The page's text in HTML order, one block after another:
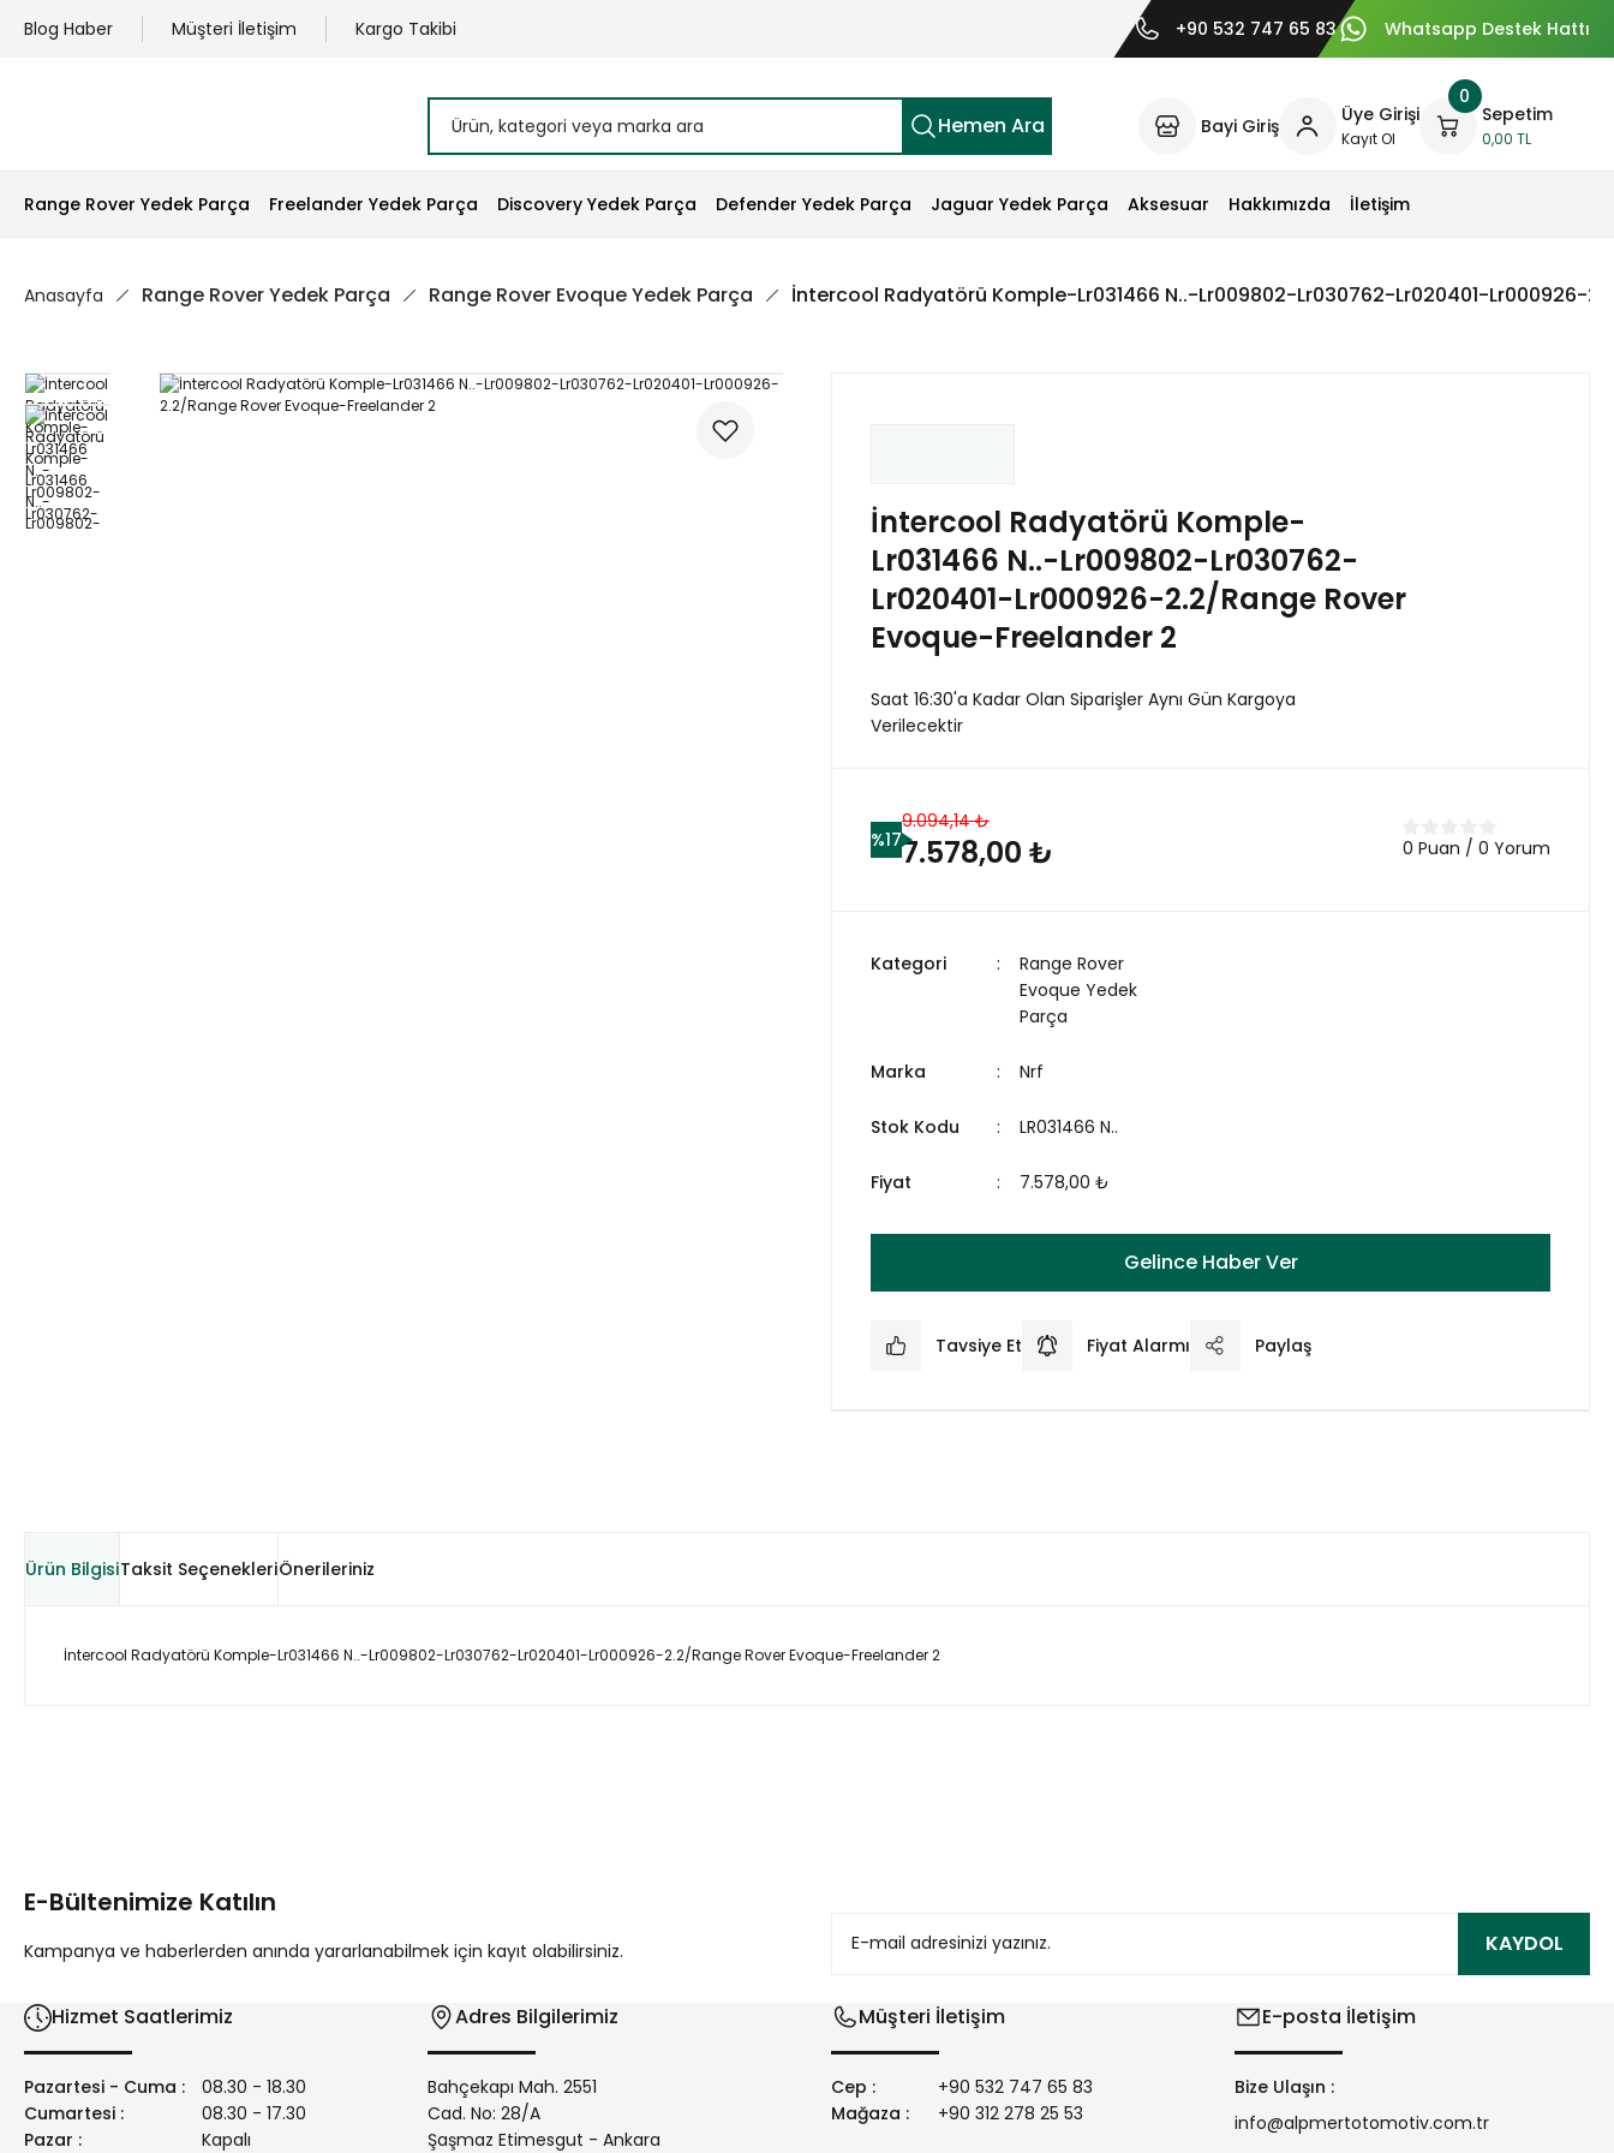
Blog Haber Müşteri İletişim Kargo Takibi +90 532 747 65 83 Whatsapp Destek Hattı
Hemen Ara Bayi Giriş Üye Girişi
Kayıt Ol
0
Sepetim
0,00 TL
Range Rover Yedek Parça Freelander Yedek Parça Discovery Yedek Parça Defender Yedek Parça Jaguar Yedek Parça Aksesuar Hakkımızda İletişim
Anasayfa Range Rover Yedek Parça Range Rover Evoque Yedek Parça İntercool Radyatörü Komple-Lr031466 N..-Lr009802-Lr030762-Lr020401-Lr000926-
İntercool Radyatörü Komple-
Lr031466 N..-Lr009802-Lr030762-
Lr020401-Lr000926-2.2/Range Rover
Evoque-Freelander 2
Saat 16:30'a Kadar Olan Siparişler Aynı Gün Kargoya
Verilecektir
%17
9.094,14 ₺
7.578,00 ₺ 0 Puan / 0 Yorum
Kategori
Range Rover
Evoque Yedek
Parça
Marka Nrf
Stok Kodu LR031466 N..
Fiyat 7.578,00 ₺
Gelince Haber Ver
Tavsiye Et Fiyat Alarmı Paylaş
Ürün BilgisiTaksit SeçenekleriÖnerileriniz
İntercool Radyatörü Komple-Lr031466 N..-Lr009802-Lr030762-Lr020401-Lr000926-2.2/Range Rover Evoque-Freelander 2
Ürün bilgilerinde hatalar bulunuyor.
E-Bültenimize Katılın
Kampanya ve haberlerden anında yararlanabilmek için kayıt olabilirsiniz. KAYDOL
Hizmet Saatlerimiz
Pazartesi - Cuma :
08.30 - 18.30
Cumartesi :
08.30 - 17.30
Pazar :
Kapalı
Adres Bilgilerimiz
Bahçekapı Mah. 2551
Cad. No: 28/A
Şaşmaz Etimesgut - Ankara
Müşteri İletişim
Cep :
+90 532 747 65 83
Mağaza :
+90 312 278 25 53
E-posta İletişim
Bize Ulaşın :
info@alpmertotomotiv.com.tr